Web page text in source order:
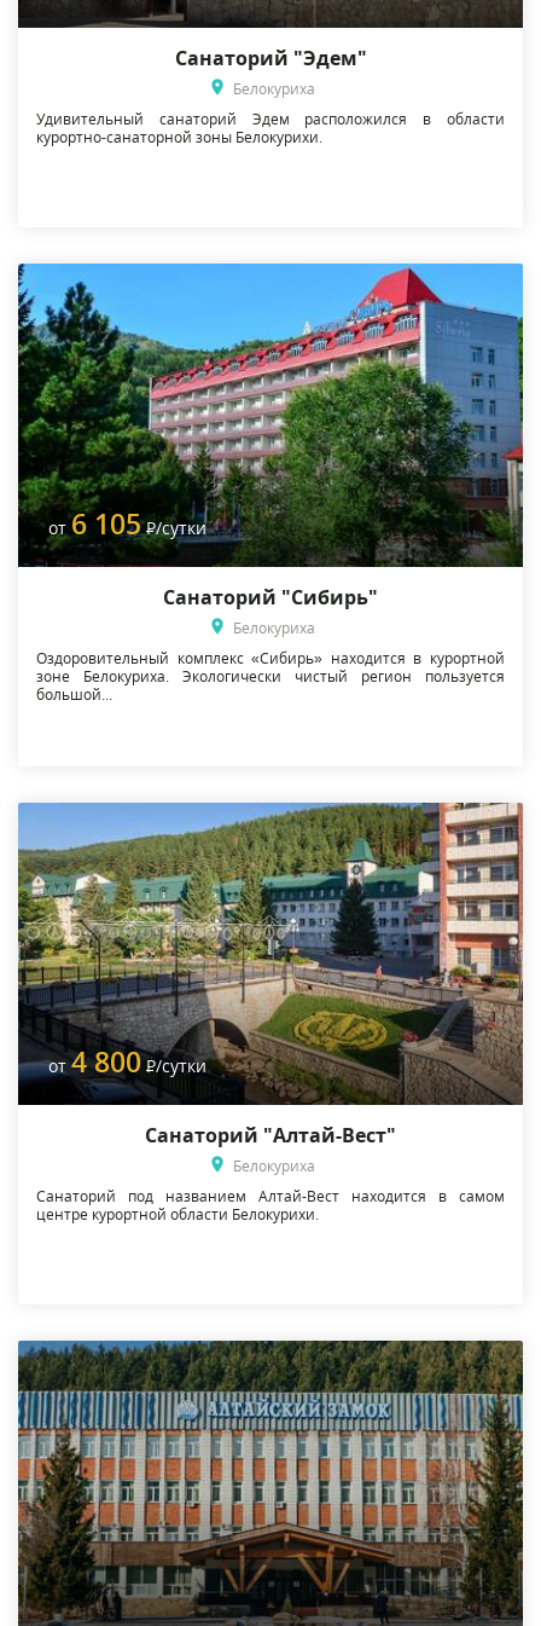
Санаторий "Эдем"
Белокуриха
Удивительный санаторий Эдем расположился в области
курортно-санаторной зоны Белокурихи.
от 6 105 Р/сутки
Санаторий "Сибирь"
Белокуриха
Оздоровительный комплекс «Сибирь» находится в курортной
зоне Белокуриха. Экологически чистый регион пользуется
большой...
от4 800 Р/сутки
Санаторий "Алтай-Вест"
Белокуриха
Санаторий под названием Алтай-Вест находится в самом
центре курортной области Белокурихи.